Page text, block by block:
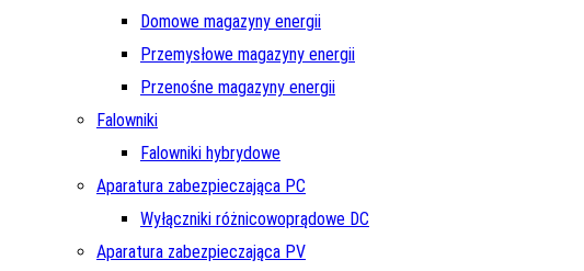
Domowe magazyny energii
Przemysłowe magazyny energii
Przenośne magazyny energii
Falowniki
Falowniki hybrydowe
Aparatura zabezpieczająca PC
Wyłączniki różnicowoprądowe DC
Aparatura zabezpieczająca PV